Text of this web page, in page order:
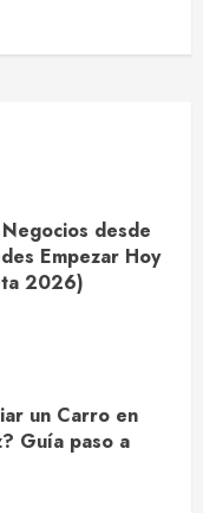
desde
Empezar Hoy
2026)
un Carro en
Guía paso a